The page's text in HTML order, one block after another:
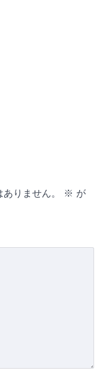
りません。 ※ が